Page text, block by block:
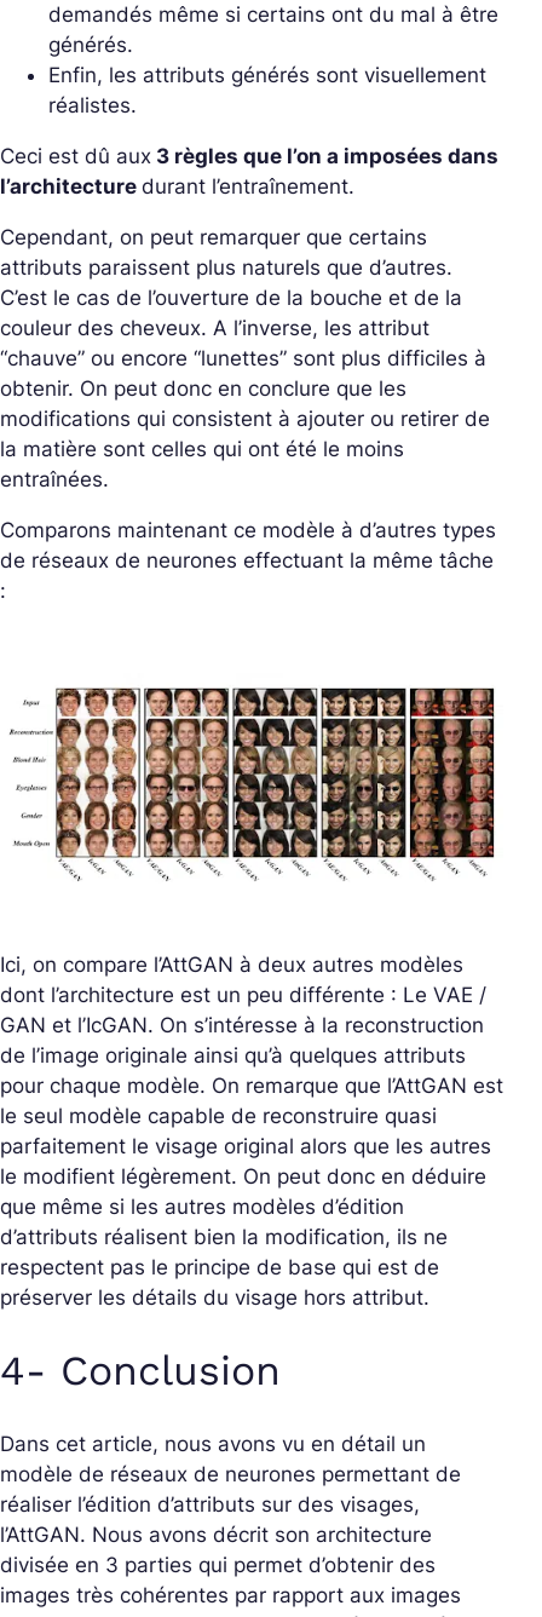
demandés même si certains ont du mal à être
générés.
Enfin, les attributs générés sont visuellement
réalistes.
Ceci est dû aux 3 règles que l’on a imposées dans
l’architecture durant l’entraînement.
Cependant, on peut remarquer que certains
attributs paraissent plus naturels que d’autres.
C’est le cas de l’ouverture de la bouche et de la
couleur des cheveux. A l’inverse, les attribut
“chauve” ou encore “lunettes” sont plus difficiles à
obtenir. On peut donc en conclure que les
modifications qui consistent à ajouter ou retirer de
la matière sont celles qui ont été le moins
entraînées.
Comparons maintenant ce modèle à d’autres types
de réseaux de neurones effectuant la même tâche
:
Ici, on compare l’AttGAN à deux autres modèles
dont l’architecture est un peu différente : Le VAE /
GAN et l’IcGAN. On s’intéresse à la reconstruction
de l’image originale ainsi qu’à quelques attributs
pour chaque modèle. On remarque que l’AttGAN est
le seul modèle capable de reconstruire quasi
parfaitement le visage original alors que les autres
le modifient légèrement. On peut donc en déduire
que même si les autres modèles d’édition
d’attributs réalisent bien la modification, ils ne
respectent pas le principe de base qui est de
préserver les détails du visage hors attribut.
4- Conclusion
Dans cet article, nous avons vu en détail un
modèle de réseaux de neurones permettant de
réaliser l’édition d’attributs sur des visages,
l’AttGAN. Nous avons décrit son architecture
divisée en 3 parties qui permet d’obtenir des
images très cohérentes par rapport aux images